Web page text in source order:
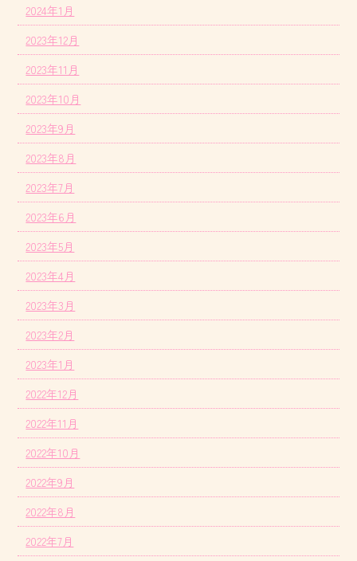
2024年1月
2023年12月
2023年11月
2023年10月
2023年9月
2023年8月
2023年7月
2023年6月
2023年5月
2023年4月
2023年3月
2023年2月
2023年1月
2022年12月
2022年11月
2022年10月
2022年9月
2022年8月
2022年7月